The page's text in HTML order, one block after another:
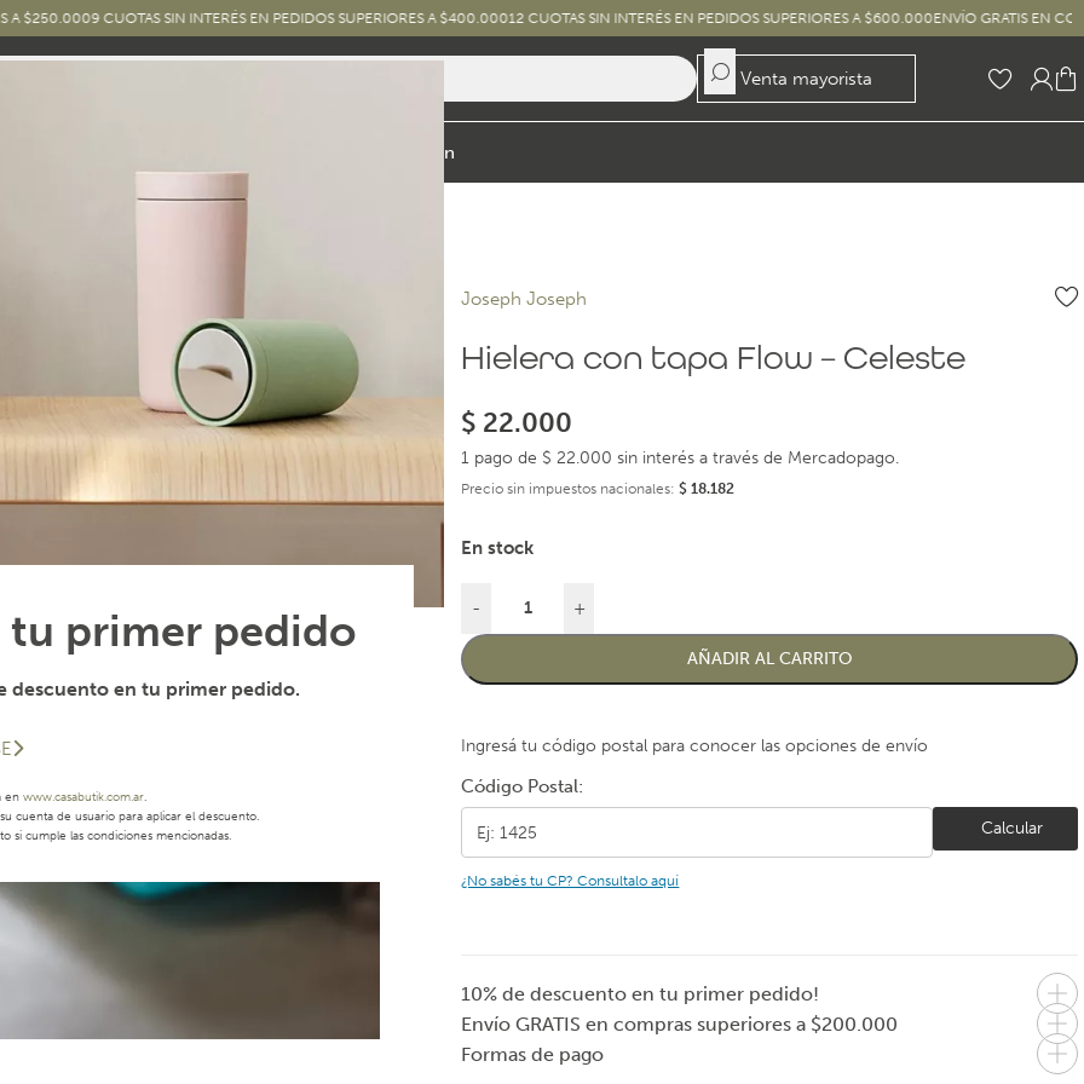
tu primer pedido
descuento en tu primer pedido.
en www.casabutik.com.ar.
cuenta de usuario para aplicar el descuento.
si cumple las condiciones mencionadas.
9 CUOTAS SIN INTERÉS EN PEDIDOS SUPERIORES A $400.00012 CUOTAS SIN INTERÉS EN PEDIDOS SUPERIORES A $600.000ENVÍO GRATIS EN COMPRAS
Venta mayorista
Inspiración
Joseph Joseph
Hielera con tapa Flow – Celeste
$ 22.000
1 pago de $ 22.000 sin interés a través de Mercadopago.
Precio sin impuestos nacionales:$ 18.182
En stock
- +
AÑADIR AL CARRITO
Ingresá tu código postal para conocer las opciones de envío
Código Postal:
Calcular
¿No sabés tu CP? Consultalo aquí
10% de descuento en tu primer pedido!
Envío GRATIS en compras superiores a $200.000
Formas de pago